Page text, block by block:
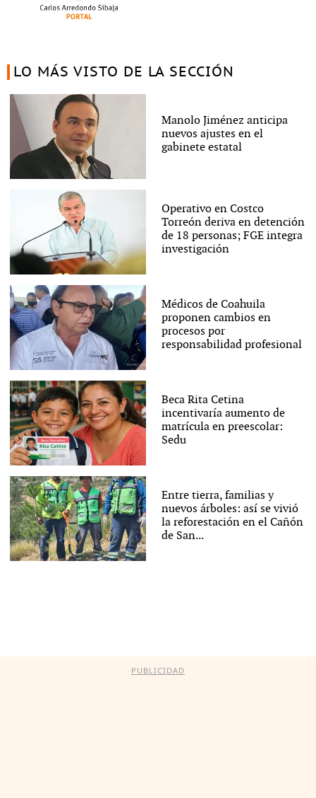
LO MÁS VISTO DE LA SECCIÓN
Manolo Jiménez anticipa
nuevos ajustes en el
gabinete estatal
Operativo en Costco
Torreón deriva en detención
de 18 personas; FGE integra
investigación
Médicos de Coahuila
proponen cambios en
procesos por
responsabilidad profesional
Beca Rita Cetina
incentivaría aumento de
matrícula en preescolar:
Sedu
Entre tierra, familias y
nuevos árboles: así se vivió
la reforestación en el Cañón
de San...
PUBLICIDAD